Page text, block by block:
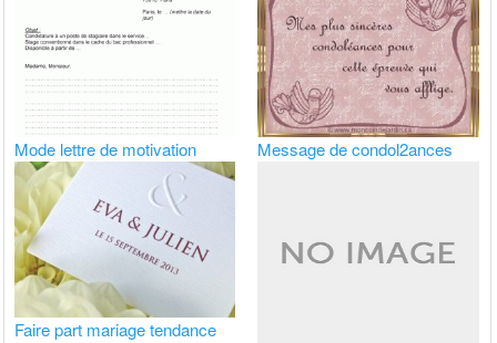
Mode lettre de motivation Message de condol2ances
Faire part mariage tendance